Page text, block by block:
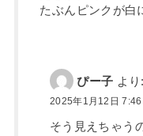
たぶんピンクが白
ぴー子 より:
2025年1月12日 7:46
そう見えちゃう